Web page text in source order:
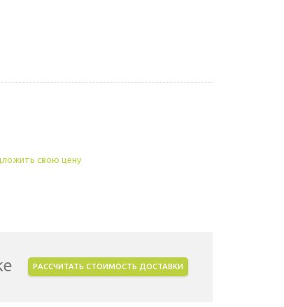
свою цену
РАССЧИТАТЬ СТОИМОСТЬ ДОСТАВКИ